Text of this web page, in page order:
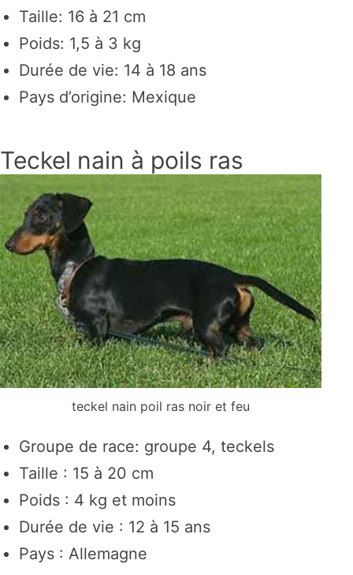
Taille: 16 à 21 cm
Poids: 1,5 à 3 kg
Durée de vie: 14 à 18 ans
Pays d’origine: Mexique
Teckel nain à poils ras
teckel nain poil ras noir et feu
Groupe de race: groupe 4, teckels
Taille : 15 à 20 cm
Poids : 4 kg et moins
Durée de vie : 12 à 15 ans
Pays : Allemagne